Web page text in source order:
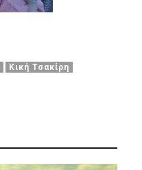
Κική Τσακίρη